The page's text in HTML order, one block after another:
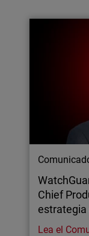
Chief
Lea el